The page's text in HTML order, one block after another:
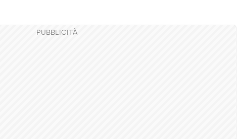
PUBBLICITÀ